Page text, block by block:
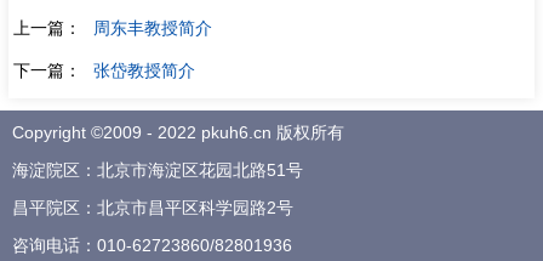
上一篇： 周东丰教授简介
下一篇： 张岱教授简介
Copyright ©2009 - 2022 pkuh6.cn 版权所有
海淀院区：北京市海淀区花园北路51号
昌平院区：北京市昌平区科学园路2号
咨询电话： 010-62723860/82801936